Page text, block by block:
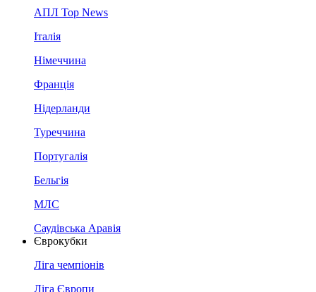
АПЛ Top News
Італія
Німеччина
Франція
Нідерланди
Туреччина
Португалія
Бельгія
МЛС
Саудівська Аравія
Єврокубки
Ліга чемпіонів
Ліга Європи